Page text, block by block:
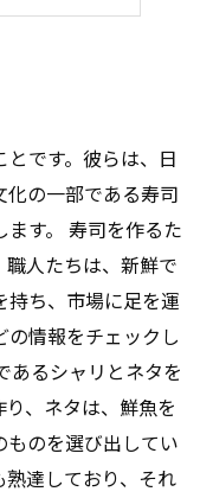
です。彼らは、日
の一部である寿司
す。 寿司を作るた
人たちは、新鮮で
ち、市場に足を運
情報をチェックし
あるシャリとネタを
、ネタは、鮮魚を
のを選び出してい
達しており、それ